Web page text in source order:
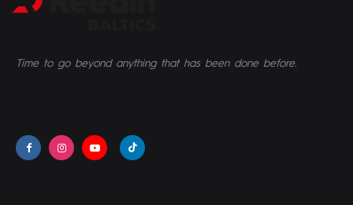
Time to go beyond anything that has been done before.